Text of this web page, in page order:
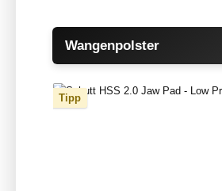
Produktgalerie überspringen
Wangenpolster
Tipp